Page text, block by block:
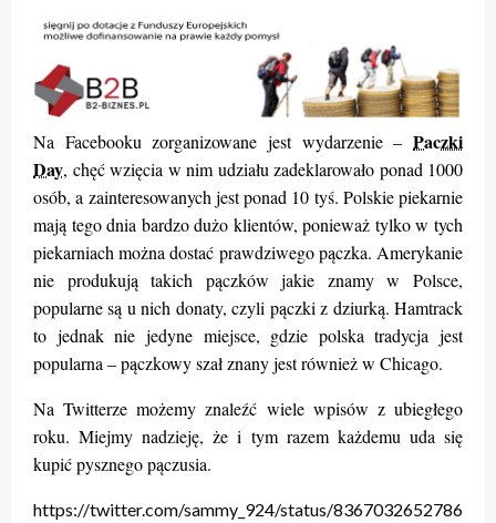
Na Facebooku zorganizowane jest wydarzenie – Paczki
Day, chęć wzięcia w nim udziału zadeklarowało ponad 1000
osób, a zainteresowanych jest ponad 10 tyś. Polskie piekarnie
mają tego dnia bardzo dużo klientów, ponieważ tylko w tych
piekarniach można dostać prawdziwego pączka. Amerykanie
nie produkują takich pączków jakie znamy w Polsce,
popularne są u nich donaty, czyli pączki z dziurką. Hamtrack
to jednak nie jedyne miejsce, gdzie polska tradycja jest
popularna – pączkowy szał znany jest również w Chicago.
Na Twitterze możemy znaleźć wiele wpisów z ubiegłego
roku. Miejmy nadzieję, że i tym razem każdemu uda się
kupić pysznego pączusia.
https://twitter.com/sammy_924/status/